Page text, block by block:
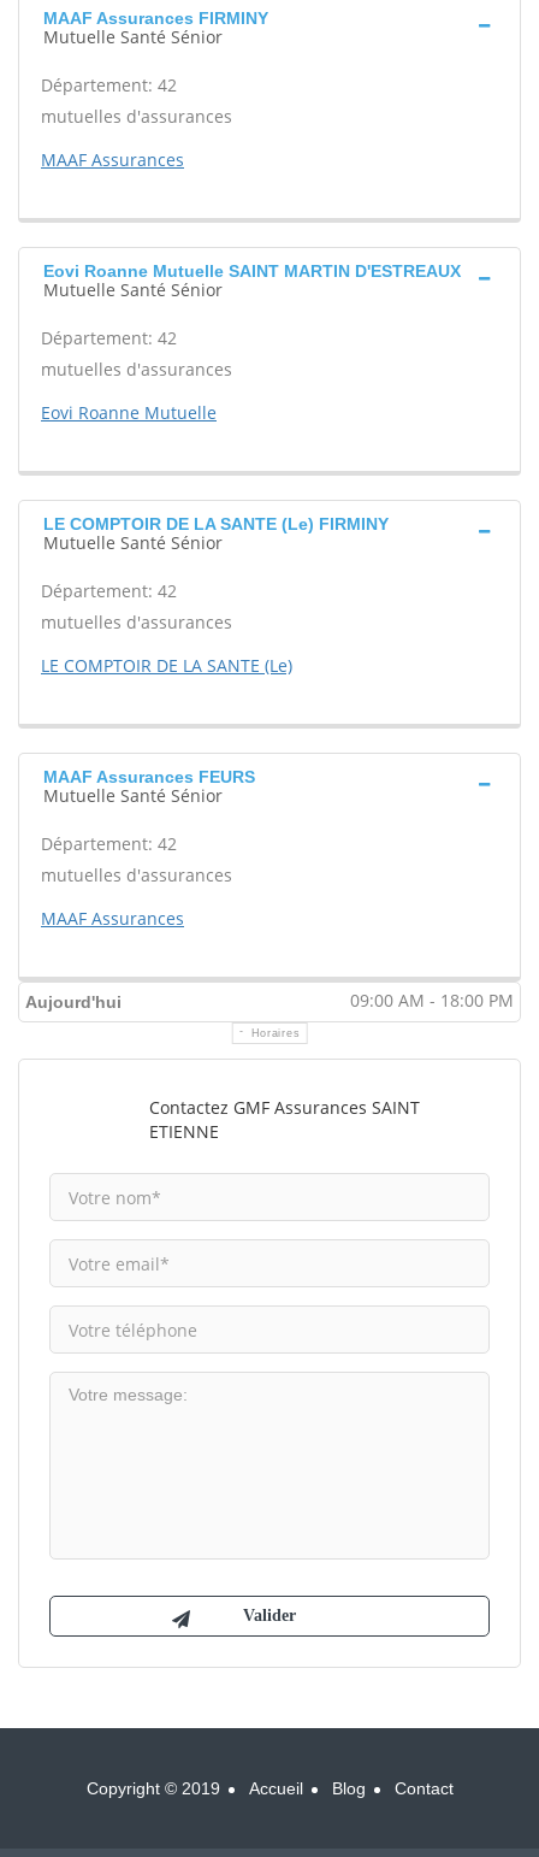
MAAF Assurances FIRMINY
Mutuelle Santé Sénior
Département: 42
mutuelles d'assurances
MAAF Assurances
Eovi Roanne Mutuelle SAINT MARTIN D'ESTREAUX
Mutuelle Santé Sénior
Département: 42
mutuelles d'assurances
Eovi Roanne Mutuelle
LE COMPTOIR DE LA SANTE (Le) FIRMINY
Mutuelle Santé Sénior
Département: 42
mutuelles d'assurances
LE COMPTOIR DE LA SANTE (Le)
MAAF Assurances FEURS
Mutuelle Santé Sénior
Département: 42
mutuelles d'assurances
MAAF Assurances
Aujourd'hui 09:00 AM - 18:00 PM
Horaires
Contactez GMF Assurances SAINT
ETIENNE
Copyright © 2019 Accueil Blog Contact